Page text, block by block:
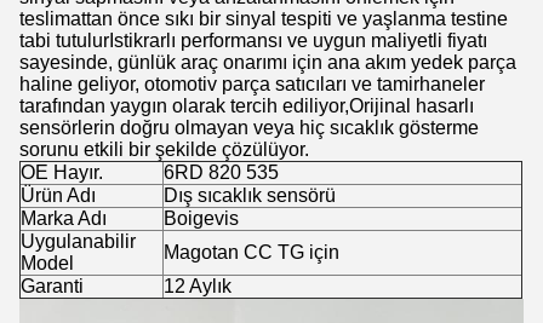
teslimattan önce sıkı bir sinyal tespiti ve yaşlanma testine
tabi tutulurIstikrarlı performansı ve uygun maliyetli fiyatı
sayesinde, günlük araç onarımı için ana akım yedek parça
haline geliyor, otomotiv parça satıcıları ve tamirhaneler
tarafından yaygın olarak tercih ediliyor,Orijinal hasarlı
sensörlerin doğru olmayan veya hiç sıcaklık gösterme
sorunu etkili bir şekilde çözülüyor.
OE Hayır.
6RD 820 535
Ürün Adı
Dış sıcaklık sensörü
Marka Adı
Boigevis
Uygulanabilir
Model
Magotan CC TG için
Garanti
12 Aylık